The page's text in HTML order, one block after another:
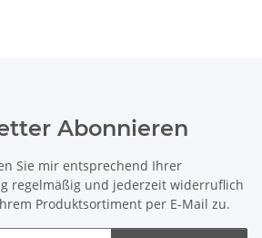
Abonnieren
Sie mir entsprechend Ihrer
regelmäßig und jederzeit widerruflich
Produktsortiment per E-Mail zu.